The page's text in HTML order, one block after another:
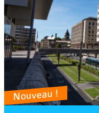
Nouveau !